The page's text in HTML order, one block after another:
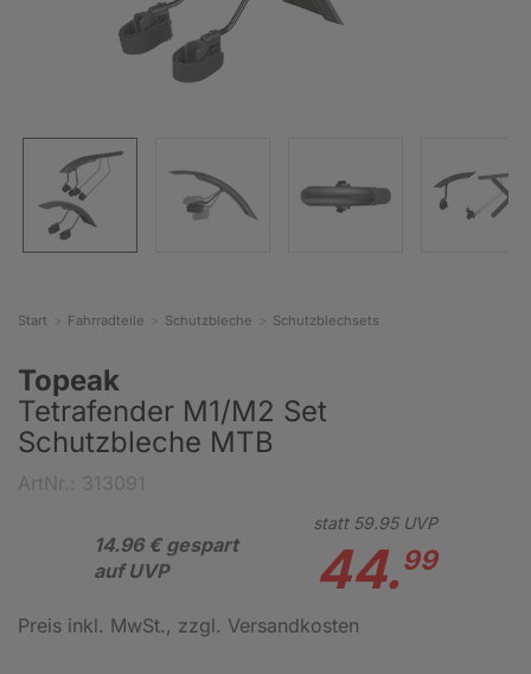
Start Fahrradteile Schutzbleche Schutzblechsets
Topeak
Tetrafender M1/M2 Set
Schutzbleche MTB
14.96 € gespart
auf UVP
statt 59.95UVP
44.99
Preis inkl. MwSt., zzgl. Versandkosten